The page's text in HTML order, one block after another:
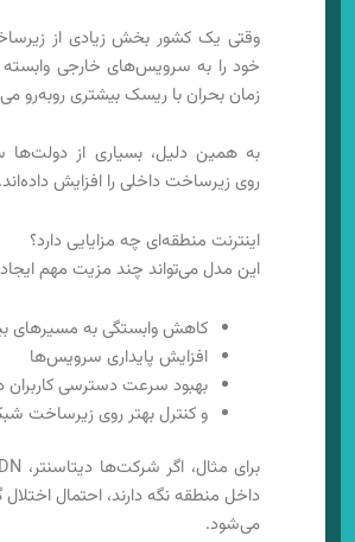
وقتی یک کشور بخش زیادی از
خود را به سرویس‌های خارجی وابسته
زمان بحران با ریسک بیشتری روبه‌رو
به همین دلیل، بسیاری از دولت‌ها
روی زیرساخت داخلی را افزایش داده‌اند.
اینترنت منطقه‌ای چه مزایایی دارد؟
این مدل می‌تواند چند مزیت مهم
کاهش وابستگی به مسیرهای
افزایش پایداری سرویس‌ها
بهبود سرعت دسترسی کاربران
و کنترل بهتر روی زیرساخت
داخل منطقه نگه دارند، احتمال
می‌شود.